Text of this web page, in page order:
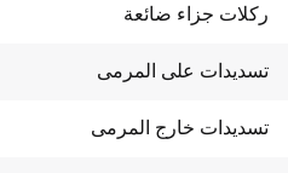
ركلات جزاء ضائعة
تسديدات على المرمى
تسديدات خارج المرمى